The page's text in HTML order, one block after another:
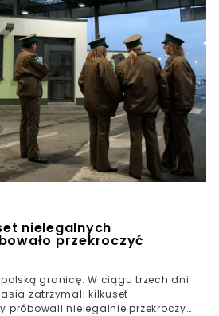
(głównie z Afganistanu),
o ochronę międzynarodową w
pilnowała Straż
Obrony Narodowej
1000 wojskowych, którzy
Usnarza Górnego. W okolicy
przeszło 100 kilometrów drut
dniach "Wiadomości" TVP nie
przekonania telewidzów, że
przez polską granicę zagraża
Potem było już tylko groźniej.
nielegalnych
przekroczyć
granicę. W ciągu trzech dni
zatrzymali kilkuset
próbowali nielegalnie przekroczyć